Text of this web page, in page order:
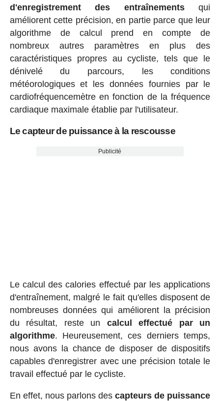
d'enregistrement des entraînementsqui
améliorent cette précision, en partie parce que leur
algorithme de calcul prend en compte de
nombreux autres paramètres en plus des
caractéristiques propres au cycliste, tels que le
dénivelé du parcours, les conditions
météorologiques et les données fournies par le
cardiofréquencemètre en fonction de la fréquence
cardiaque maximale établie par l'utilisateur.
Le capteur de puissance à la rescousse
Publicité
Le calcul des calories effectué par les applications
d'entraînement, malgré le fait qu'elles disposent de
nombreuses données qui améliorent la précision
du résultat, reste un calcul effectué par un
algorithme. Heureusement, ces derniers temps,
nous avons la chance de disposer de dispositifs
capables d'enregistrer avec une précision totale le
travail effectué par le cycliste.
En effet, nous parlons descapteurs de puissance